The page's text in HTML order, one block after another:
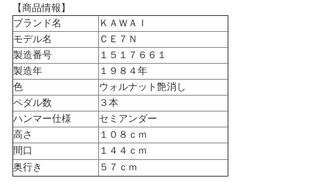
【商品情報】
ブランド名
ＫＡＷＡＩ
モデル名
ＣＥ７Ｎ
製造番号
１５１７６６１
製造年
１９８４年
色
ウォルナット艶消し
ペダル数
３本
ハンマー仕様
セミアンダー
高さ
１０８ｃｍ
間口
１４４ｃｍ
奥行き
５７ｃｍ